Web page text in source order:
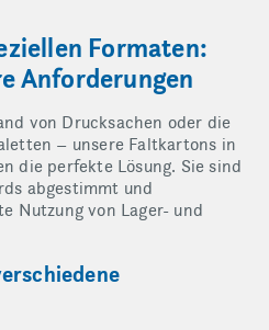
Formaten:
Anforderungen
von Drucksachen oder die
– unsere Faltkartons in
die perfekte Lösung. Sie sind
abgestimmt und
Nutzung von Lager- und